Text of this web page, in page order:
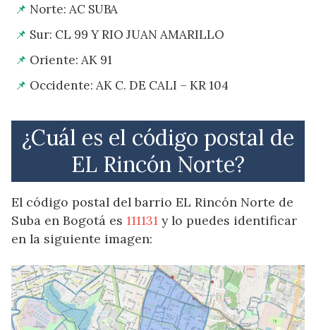
Norte: AC SUBA
Sur: CL 99 Y RIO JUAN AMARILLO
Oriente: AK 91
Occidente: AK C. DE CALI – KR 104
¿Cuál es el código postal de
EL Rincón Norte?
El código postal del barrio EL Rincón Norte de
Suba en Bogotá es 111131 y lo puedes identificar
en la siguiente imagen: